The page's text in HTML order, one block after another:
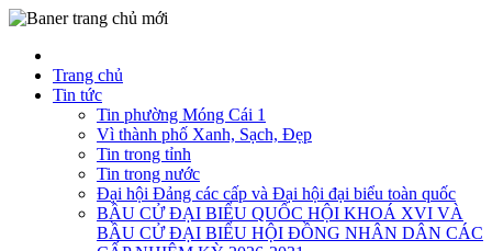
Trang chủ
Tin tức
Tin phường Móng Cái 1
Vì thành phố Xanh, Sạch, Đẹp
Tin trong tỉnh
Tin trong nước
Đại hội Đảng các cấp và Đại hội đại biểu toàn quốc
BẦU CỬ ĐẠI BIỂU QUỐC HỘI KHOÁ XVI VÀ
BẦU CỬ ĐẠI BIỂU HỘI ĐỒNG NHÂN DÂN CÁC